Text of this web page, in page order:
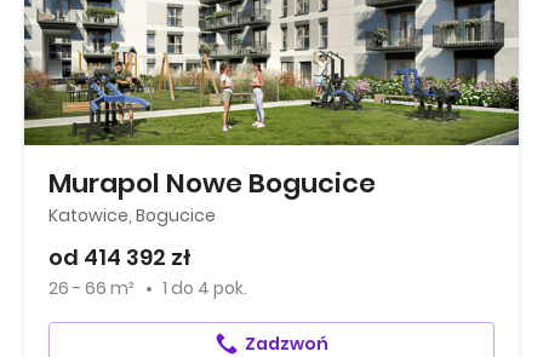
Murapol Nowe Bogucice
Katowice, Bogucice
od 414 392 zł
26 - 66 m² 1 do 4 pok.
Zadzwoń